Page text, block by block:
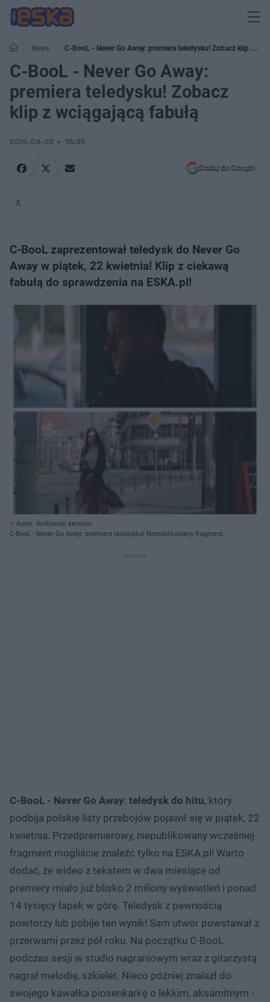
News
C-BooL - Never Go Away: premiera teledysku! Zobacz klip z
wciągającą fabułą
C-BooL - Never Go Away:
premiera teledysku! Zobacz
klip z wciągającą fabułą
2016-04-23 15:35
Dodaj do Google
C-BooL zaprezentował teledysk do Never Go
Away w piątek, 22 kwietnia! Klip z ciekawą
fabułą do sprawdzenia na ESKA.pl!
Autor: Archiwum serwisu
C-BooL - Never Go Away: premiera teledysku! Niepublikowany fragment
C-BooL - Never Go Away: teledysk do hitu, który
podbija polskie listy przebojów pojawił się w piątek, 22
kwietnia. Przedpremierowy, niepublikowany wcześniej
fragment mogliście znaleźć tylko na ESKA.pl! Warto
dodać, że wideo z tekstem w dwa miesiące od
premiery miało już blisko 2 miliony wyświetleń i ponad
14 tysięcy łapek w górę. Teledysk z pewnością
powtórzy lub pobije ten wynik! Sam utwór powstawał z
przerwami przez pół roku. Na początku C-BooL
podczas sesji w studio nagraniowym wraz z gitarzystą
nagrał melodię, szkielet. Nieco później znalazł do
swojego kawałka piosenkarkę o lekkim, aksamitnym -